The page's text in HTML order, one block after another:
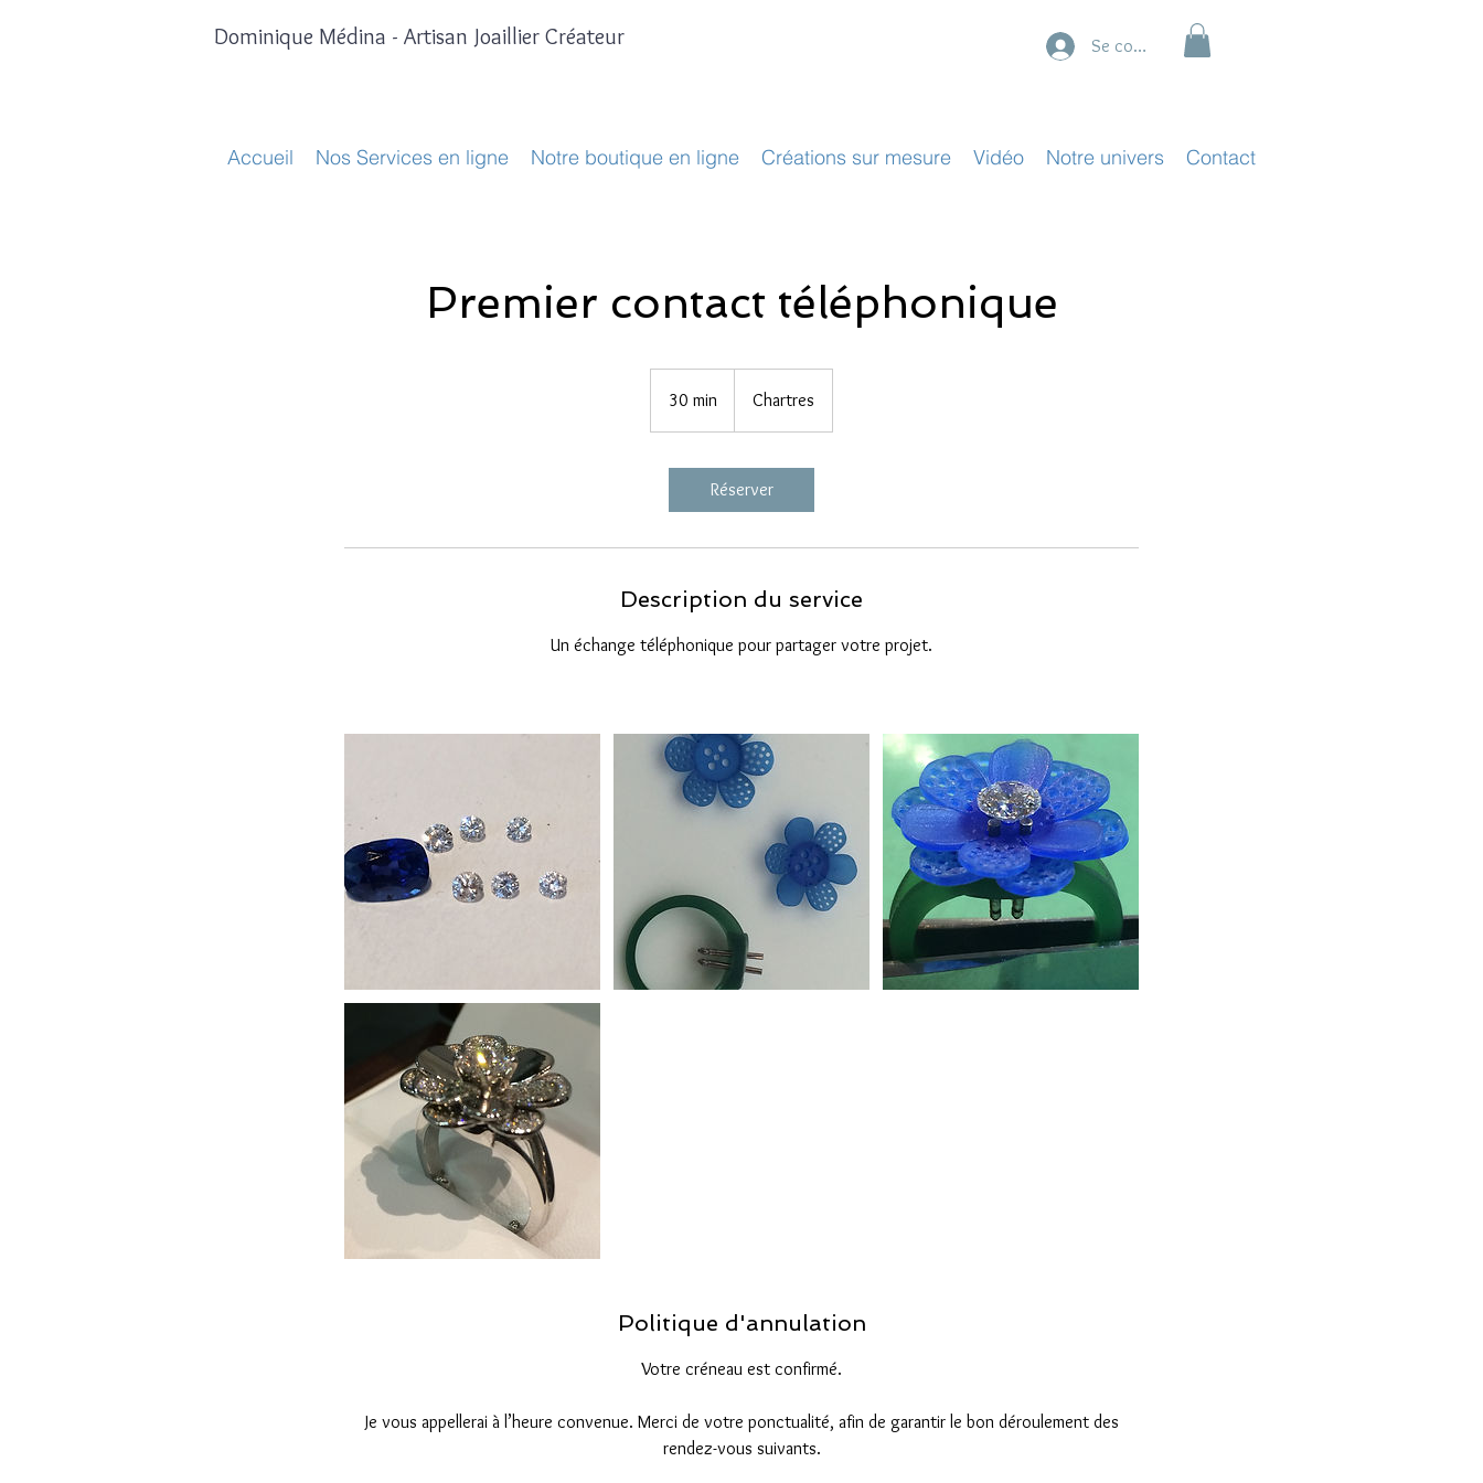
Dominique Médina - Artisan Joaillier Créateur Se connecter
Accueil Nos Services en ligne Notre boutique en ligne Créations sur mesure Vidéo Notre univers Contact
Premier contact téléphonique
30 min
0
i
Chartres
Réserver
Description du service
Un échange téléphonique pour partager votre projet.
Politique d'annulation
Votre créneau est confirmé.
Je vous appellerai à l’heure convenue. Merci de votre ponctualité, afin de garantir le bon déroulement des